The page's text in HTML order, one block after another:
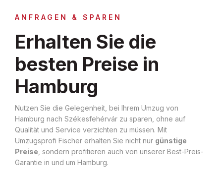
ANFRAGEN & SPAREN
Erhalten Sie die
besten Preise in
Hamburg
Nutzen Sie die Gelegenheit, bei Ihrem Umzug von
Hamburg nach Székesfehérvár zu sparen, ohne auf
Qualität und Service verzichten zu müssen. Mit
Umzugsprofi Fischer erhalten Sie nicht nur günstige
Preise , sondern profitieren auch von unserer Best-Preis-
Garantie in und um Hamburg.